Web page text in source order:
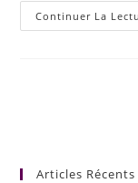
Continuer La
Articles Récents